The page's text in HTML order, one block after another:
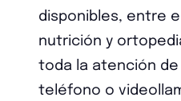
disponibles, entre
nutrición y
toda la atención
teléfono o